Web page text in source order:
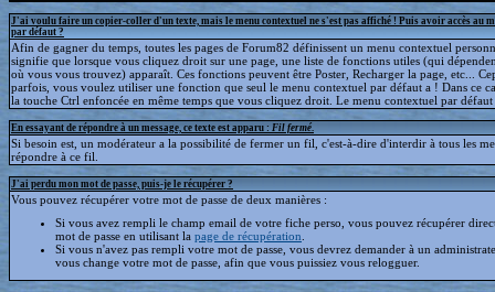
J'ai voulu faire un copier-coller d'un texte, mais le menu contextuel ne s'est pas affiché ! Puis avoir accès au
par défaut ?
Afin de gagner du temps, toutes les pages de Forum82 définissent un menu contextuel
signifie que lorsque vous cliquez droit sur une page, une liste de fonctions utiles (qui
où vous vous trouvez) apparaît. Ces fonctions peuvent être Poster, Recharger la page, etc...
parfois, vous voulez utiliser une fonction que seul le menu contextuel par défaut a ! Dans ce
la touche Ctrl enfoncée en même temps que vous cliquez droit. Le menu contextuel par
En essayant de répondre à un message, ce texte est apparu : Fil fermé
Si besoin est, un modérateur a la possibilité de fermer un fil, c'est-à-dire d'interdir à tous les
répondre à ce fil.
J'ai perdu mon mot de passe, puis-je le récupérer ?
Vous pouvez récupérer votre mot de passe de deux manières :
Si vous avez rempli le champ email de votre fiche perso, vous pouvez récupérer
mot de passe en utilisant la page de récupération
Si vous n'avez pas rempli votre mot de passe, vous devrez demander à un
vous change votre mot de passe, afin que vous puissiez vous relogguer.